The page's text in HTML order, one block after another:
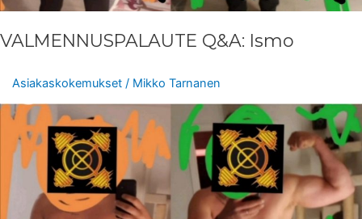
VALMENNUSPALAUTE Q&A: Ismo
Asiakaskokemukset/ Mikko Tarnanen